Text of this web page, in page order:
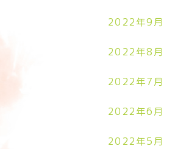
2022年9月
2022年8月
2022年7月
2022年6月
2022年5月